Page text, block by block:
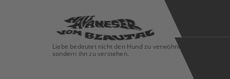
Liebe bedeutet nicht den Hund zu verwöhnen
sondern ihn zu verstehen.